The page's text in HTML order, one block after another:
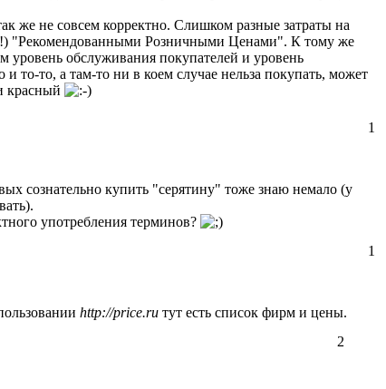
же не совсем корректно. Слишком разные затраты на
"Рекомендованными Розничными Ценами". К тому же
уровень обслуживания покупателей и уровень
то-то, а там-то ни в коем случае нельза покупать, может
красный
1
сознательно купить "серятину" тоже знаю немало (у
употребления терминов?
1
http://price.ru тут есть список фирм и цены.
2